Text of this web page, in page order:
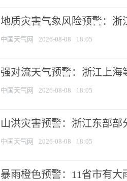
地质灾害气象风险预警：
中国天气网 2026-08-08 18:05
强对流天气预警：浙江上海
中国天气网 2026-08-08 18:05
山洪灾害预警：浙江东部
中国天气网 2026-08-08 18:05
暴雨橙色预警：11省市有